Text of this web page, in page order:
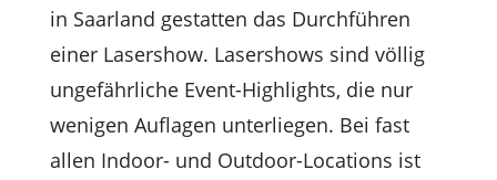
in Saarland gestatten das Durchführen
einer Lasershow. Lasershows sind völlig
ungefährliche Event-Highlights, die nur
wenigen Auflagen unterliegen. Bei fast
allen Indoor- und Outdoor-Locations ist